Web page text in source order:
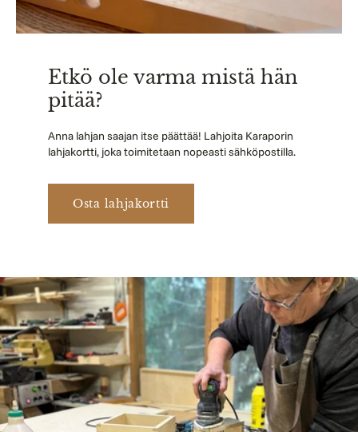
Etkö ole varma mistä hän
pitää?
Anna lahjan saajan itse päättää! Lahjoita Karaporin
lahjakortti, joka toimitetaan nopeasti sähköpostilla.
Osta lahjakortti